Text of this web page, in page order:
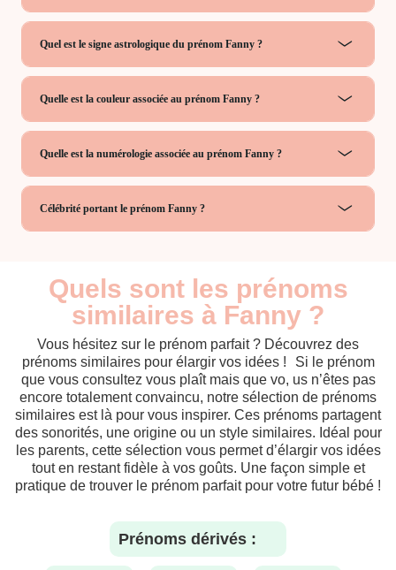
Quel est le signe astrologique du prénom Fanny ?
Quelle est la couleur associée au prénom Fanny ?
Quelle est la numérologie associée au prénom Fanny ?
Célébrité portant le prénom Fanny ?
Quels sont les prénoms
similaires à Fanny ?
Vous hésitez sur le prénom parfait ? Découvrez des
prénoms similaires pour élargir vos idées ! Si le prénom
que vous consultez vous plaît mais que vo, us n’êtes pas
encore totalement convaincu, notre sélection de prénoms
similaires est là pour vous inspirer. Ces prénoms partagent
des sonorités, une origine ou un style similaires. Idéal pour
les parents, cette sélection vous permet d’élargir vos idées
tout en restant fidèle à vos goûts. Une façon simple et
pratique de trouver le prénom parfait pour votre futur bébé !
Prénoms dérivés :